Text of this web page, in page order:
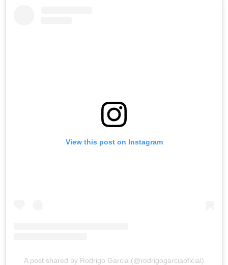
View this post on Instagram
A post shared by Rodrigo Garcia (@rodrigogarciaoficial)